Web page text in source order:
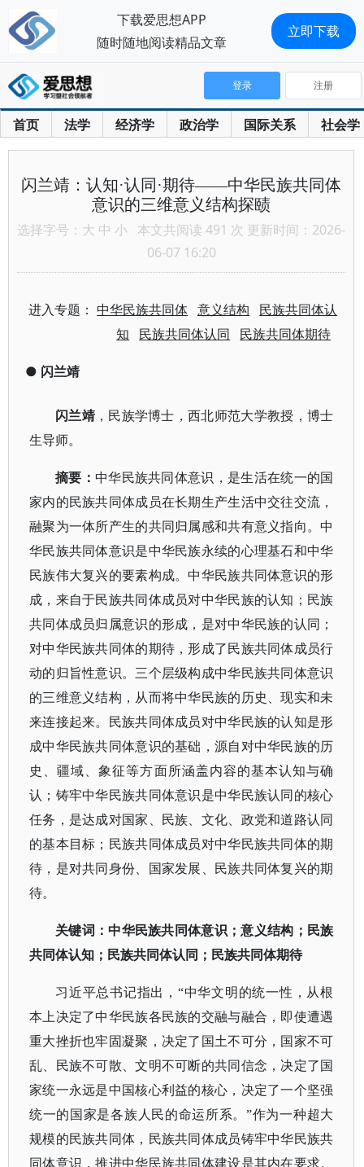
首页 法学 经济学 政治学 国际关系 社会学
登录 注册
闪兰靖：认知·认同·期待——中华民族共同体
意识的三维意义结构探赜
选择字号： 大 中 小 本文共阅读 491 次 更新时间：2026-
06-07 16:20
进入专题：中华民族共同体 意义结构
民族共同体认
知
民族共同体认同 民族共同体期待
● 闪兰靖
闪兰靖，民族学博士，西北师范大学教授，博士
生导师。
摘要 ： 中华民族共同体意识，是生活在统一的国
家内的民族共同体成员在长期生产生活中交往交流，
融聚为一体所产生的共同归属感和共有意义指向。中
华民族共同体意识是中华民族永续的心理基石和中华
民族伟大复兴的要素构成。中华民族共同体意识的形
成，来自于民族共同体成员对中华民族的认知；民族
共同体成员归属意识的形成，是对中华民族的认同；
对中华民族共同体的期待，形成了民族共同体成员行
动的归旨性意识。三个层级构成中华民族共同体意识
的三维意义结构，从而将中华民族的历史、现实和未
来连接起来。民族共同体成员对中华民族的认知是形
成中华民族共同体意识的基础，源自对中华民族的历
史、疆域、象征等方面所涵盖内容的基本认知与确
认；铸牢中华民族共同体意识是中华民族认同的核心
任务，是达成对国家、民族、文化、政党和道路认同
的基本目标；民族共同体成员对中华民族共同体的期
待，是对共同身份、国家发展、民族共同体复兴的期
待。
关键词 ：中华民族共同体意识；意义结构；民族
共同体认知；民族共同体认同；民族共同体期待
习近平总书记指出， “中华文明的统一性，从根
本上决定了中华民族各民族的交融与融合，即使遭遇
重大挫折也牢固凝聚，决定了国土不可分，国家不可
乱、民族不可散、文明不可断的共同信念，决定了国
家统一永远是中国核心利益的核心，决定了一个坚强
统一的国家是各族人民的命运所系。”作为一种超大
规模的民族共同体，民族共同体成员铸牢中华民族共
同体意识，推进中华民族共同体建设是其内在要求。
下载爱思想APP
随时随地阅读精品文章
立即下载